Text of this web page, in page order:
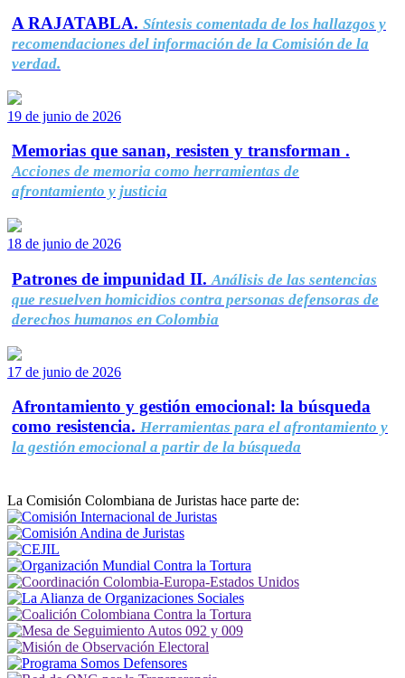
A RAJATABLA. Síntesis comentada de los hallazgos y
recomendaciones del información de la Comisión de la
verdad.
19 de junio de 2026
Memorias que sanan, resisten y transforman .
Acciones de memoria como herramientas de
afrontamiento y justicia
18 de junio de 2026
Patrones de impunidad II. Análisis de las sentencias
que resuelven homicidios contra personas defensoras de
derechos humanos en Colombia
17 de junio de 2026
Afrontamiento y gestión emocional: la búsqueda
como resistencia. Herramientas para el afrontamiento y
la gestión emocional a partir de la búsqueda
La Comisión Colombiana de Juristas hace parte de: